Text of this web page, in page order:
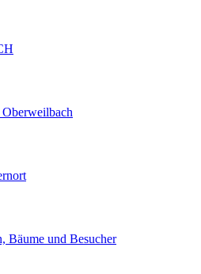
Bäume und Besucher